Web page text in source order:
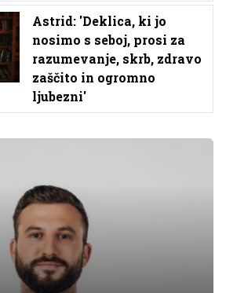
Astrid: 'Deklica, ki jo
nosimo s seboj, prosi za
razumevanje, skrb, zdravo
zaščito in ogromno
ljubezni'